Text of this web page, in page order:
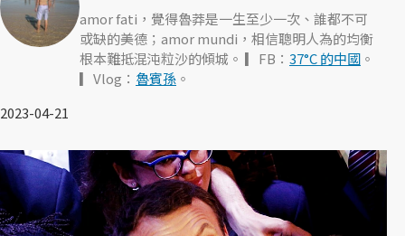
amor fati，覺得魯莽是一生至少一次、誰都不可
或缺的美德；amor mundi，相信聰明人為的均衡
根本難抵混沌粒沙的傾城。 ▎FB： 37°C 的中國 。
▎Vlog： 魯賓孫 。
2023-04-21